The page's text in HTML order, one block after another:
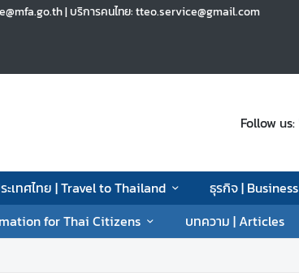
| บริการคนไทย: tteo.service@gmail.com
Follow us:
ะเทศไทย | Travel to Thailand
ธุรกิจ | Business
for Thai Citizens บทความ | Articles